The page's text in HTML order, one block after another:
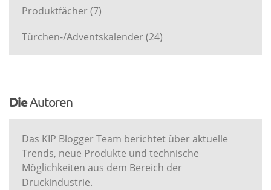
Produktfächer(7)
Türchen-/Adventskalender(24)
DieAutoren
Das KIP Blogger Team berichtet über aktuelle
Trends, neue Produkte und technische
Möglichkeiten aus dem Bereich der
Druckindustrie.